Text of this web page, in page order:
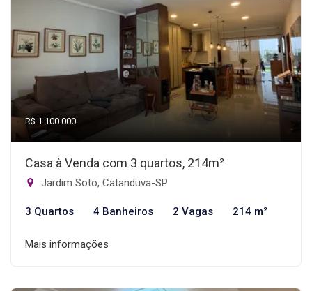
R$ 1.100.000
Casa à Venda com 3 quartos, 214m²
Jardim Soto, Catanduva-SP
3 Quartos 4 Banheiros 2 Vagas 214 m²
Mais informações